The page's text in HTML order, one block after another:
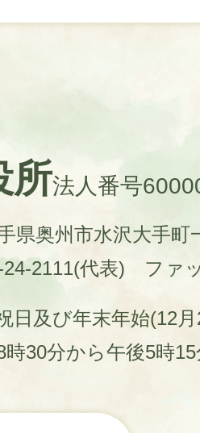
所法人番号
県奥州市水沢大手町
2111(代表)
ファ
日及び年末年始(12
30分から午後5時